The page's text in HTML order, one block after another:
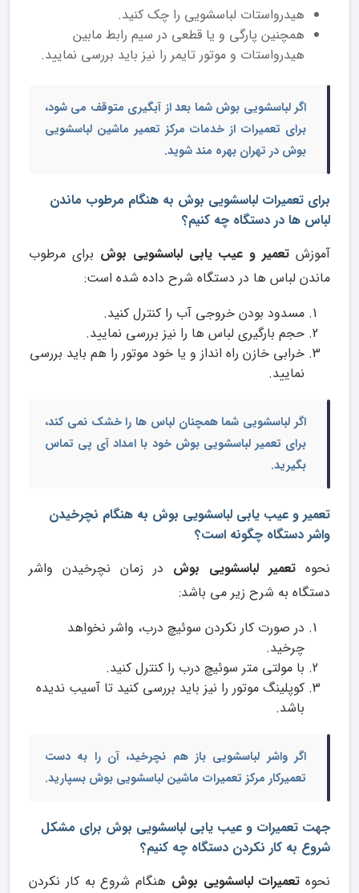
هیدرواستات لباس­شویی را چک کنید.
همچنین پارگی و یا قطعی در سیم رابط مابین
هیدرواستات و موتور تایمر را نیز باید بررسی نمایید.
اگر لباسشویی بوش شما بعد از آبگیری متوقف می شود،
برای تعمیرات از خدمات مرکز تعمیر ماشین لباسشویی
بوش در تهران بهره مند شوید.
برای تعمیرات لباسشویی بوش به هنگام مرطوب ماندن
لباس ها در دستگاه چه کنیم؟
آموزش تعمیر و عیب یابی لباسشویی بوش برای مرطوب
ماندن لباس ها در دستگاه شرح داده شده است:
مسدود بودن خروجی آب را کنترل کنید.
حجم بارگیری لباس ها را نیز بررسی نمایید.
خرابی خازن راه انداز و یا خود موتور را هم باید بررسی
نمایید.
اگر لباسشویی شما همچنان لباس ها را خشک نمی کند،
برای تعمیر لباسشویی بوش خود با امداد آی پی تماس
بگیرید.
تعمیر و عیب یابی لباسشویی بوش به هنگام نچرخیدن
واشر دستگاه چگونه است؟
نحوه تعمیر لباسشویی بوش در زمان نچرخیدن واشر
دستگاه به شرح زیر می باشد:
در صورت کار نکردن سوئیچ درب، واشر نخواهد
چرخید.
با مولتی متر سوئیچ درب را کنترل کنید.
کوپلینگ موتور را نیز باید بررسی کنید تا آسیب ندیده
باشد.
اگر واشر لباسشویی باز هم نچرخید، آن را به دست
تعمیرکار مرکز تعمیرات ماشین لباسشویی بوش بسپارید.
جهت تعمیرات و عیب یابی لباسشویی بوش برای مشکل
شروع به کار نکردن دستگاه چه کنیم؟
نحوه تعمیرات لباسشویی بوش هنگام شروع به کار نکردن